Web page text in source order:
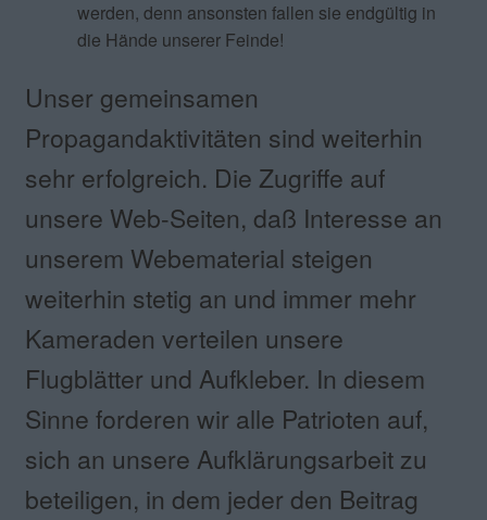
werden, denn ansonsten fallen sie endgültig in
die Hände unserer Feinde!
Unser gemeinsamen
Propagandaktivitäten sind weiterhin
sehr erfolgreich. Die Zugriffe auf
unsere Web-Seiten, daß Interesse an
unserem Webematerial steigen
weiterhin stetig an und immer mehr
Kameraden verteilen unsere
Flugblätter und Aufkleber. In diesem
Sinne forderen wir alle Patrioten auf,
sich an unsere Aufklärungsarbeit zu
beteiligen, in dem jeder den Beitrag